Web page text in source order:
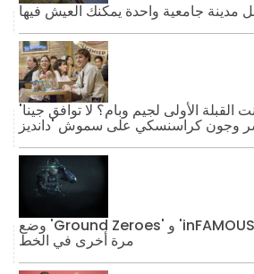
جامعية واحدة يمكنك العيش فيها
'المكتب': متى كانت القبلة الأولى لجيم وبام؟ لا توافق جينا
وضع 'Ground Zeroes' و 'inFAMOUS' Xbox و 'Titanfall'
مرة أخرى في الخط